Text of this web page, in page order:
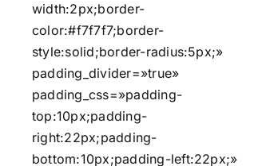
width:2px;border-
color:#f7f7f7;border-
style:solid;border-radius:5px;»
padding_divider=»true»
padding_css=»padding-
top:10px;padding-
right:22px;padding-
bottom:10px;padding-left:22px;»